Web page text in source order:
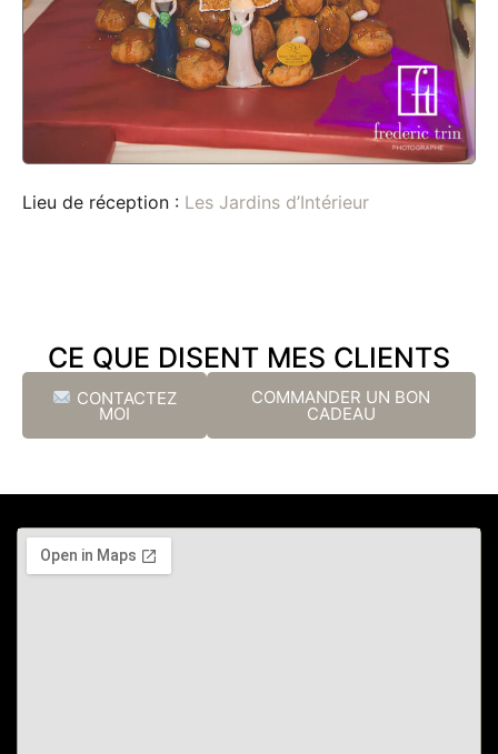
Lieu de réception : Les Jardins d’Intérieur
CE QUE DISENT MES CLIENTS
CONTACTEZ
MOI
COMMANDER UN BON
CADEAU